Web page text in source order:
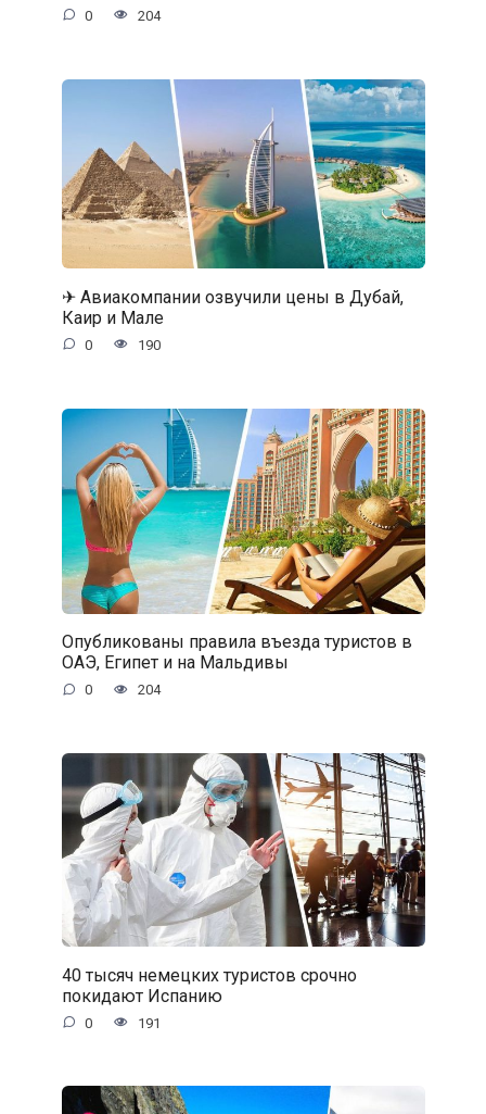
0 204
✈ Авиакомпании озвучили цены в Дубай,
Каир и Мале
0 190
Опубликованы правила въезда туристов в
ОАЭ, Египет и на Мальдивы
0 204
40 тысяч немецких туристов срочно
покидают Испанию
0 191